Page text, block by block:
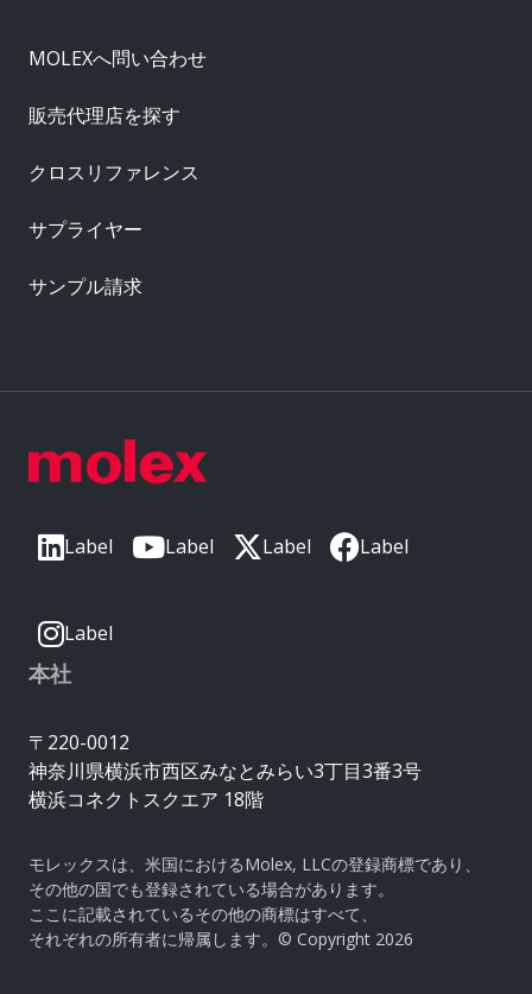
Label Label Label Label
Label
本社
〒220-0012
神奈川県横浜市西区みなとみらい3丁目3番3号
横浜コネクトスクエア 18階
モレックスは、米国におけるMolex, LLCの登録商標であり、
その他の国でも登録されている場合があります。
ここに記載されているその他の商標はすべて、
それぞれの所有者に帰属します。© Copyright 2026
MOLEXへ問い合わせ
販売代理店を探す
クロスリファレンス
サプライヤー
サンプル請求